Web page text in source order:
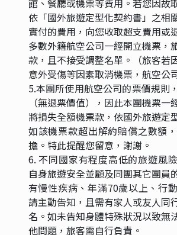
依「國外旅遊定型化契約書」之相
實付的費用，向您收取超支費用或
多數外籍航空公司一經開立機票，
款，且不接受調整名單。（旅客若
意外受傷等因素取消機票，航空公
5.本團所使用航空公司的票價規則
（無退票價值），因此本團機票一
將損失全額機票款，依國外旅遊定
如該機票款超出解約賠償之數額
擔。特此提醒您留意，謝謝。
6. 不同國家有程度高低的旅遊風
自身旅遊安全並顧及同團其它團員
有慢性疾病、年滿70歲以上、行
請主動告知，且需有家人或友人同
名。如未告知身體特殊狀況以致無
他問題，旅客需自行負責。